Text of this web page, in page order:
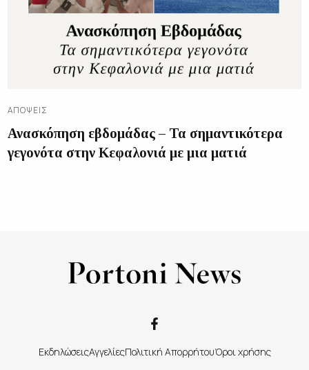
ΑΠΌΨΕΙΣ
Ανασκόπηση εβδομάδας – Τα σημαντικότερα
γεγονότα στην Κεφαλονιά με μια ματιά
ΕκδηλώσειςΑγγελίεςΠολιτική ΑπορρήτουΌροι χρήσης